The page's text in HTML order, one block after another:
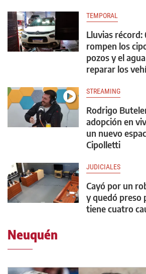
TEMPORAL
Lluvias récord:
rompen los
pozos y el
reparar los
STREAMING
Rodrigo
adopción en
un nuevo
Cipolletti
JUDICIALES
Cayó por un
y quedó preso
tiene cuatro
Neuquén